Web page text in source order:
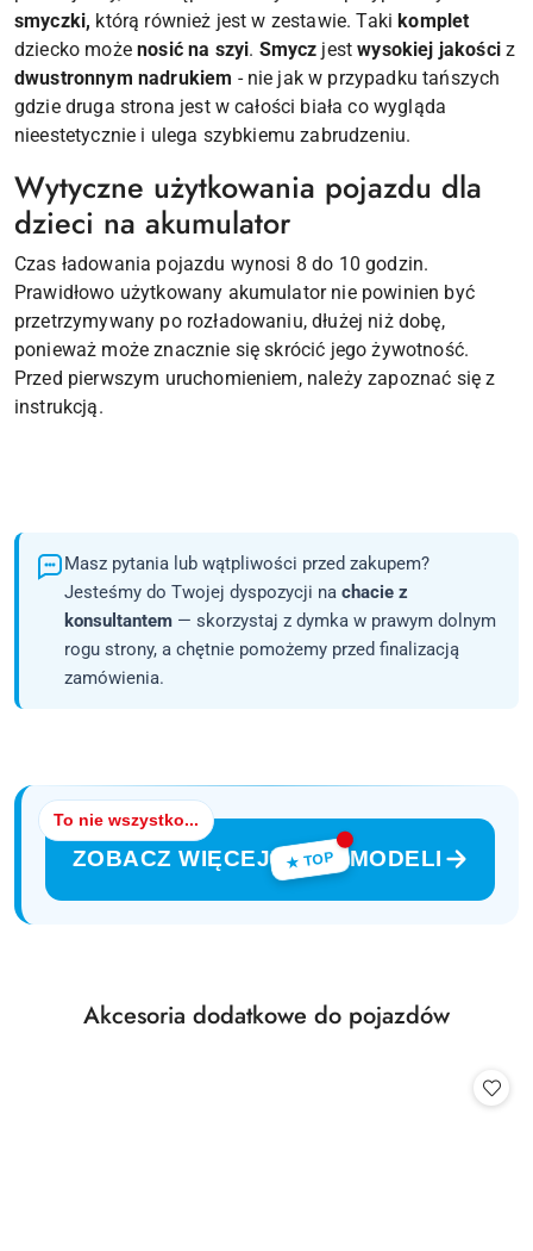
smyczki, którą również jest w zestawie. Takikomplet
dziecko możenosić na szyi. Smycz jestwysokiej jakościz
dwustronnym nadrukiem - nie jak w przypadku tańszych
gdzie druga strona jest w całości biała co wygląda
nieestetycznie i ulega szybkiemu zabrudzeniu.
Wytyczne użytkowania pojazdu dla
dzieci na akumulator
Czas ładowania pojazdu wynosi 8 do 10 godzin.
Prawidłowo użytkowany akumulator nie powinien być
przetrzymywany po rozładowaniu, dłużej niż dobę,
ponieważ może znacznie się skrócić jego żywotność.
Przed pierwszym uruchomieniem, należy zapoznać się z
instrukcją.
Masz pytania lub wątpliwości przed zakupem?
Jesteśmy do Twojej dyspozycji na chacie z
konsultantem — skorzystaj z dymka w prawym dolnym
rogu strony, a chętnie pomożemy przed finalizacją
zamówienia.
To nie wszystko...
ZOBACZ WIĘCEJ ★ TOP MODELI
Pomiń karuzelę produktów
Produkty
Akcesoria dodatkowe do pojazdów